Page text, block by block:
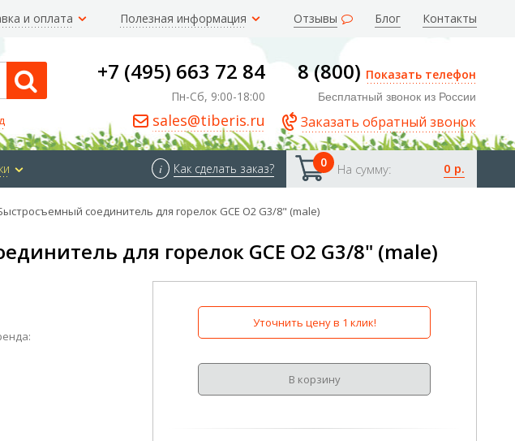
и оплата Полезная информация Отзывы Блог Контакты
+7 (495) 663 72 84
Пн-Сб, 9:00-18:00
sales@tiberis.ru
8 (800) Показать телефон
Бесплатный звонок из России
Заказать обратный звонок
0 На сумму: 0 р.
i Как сделать заказ?
соединитель для горелок GCE O2 G3/8" (male)
для горелок GCE O2 G3/8" (male)
Уточнить цену в 1 клик!
В корзину